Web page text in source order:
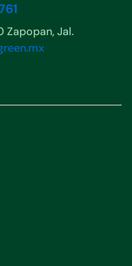
Zapopan, Jal.